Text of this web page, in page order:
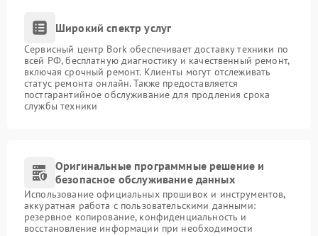
Широкий спектр услуг
Сервисный центр Bork обеспечивает доставку техники по
всей РФ, бесплатную диагностику и качественный ремонт,
включая срочный ремонт. Клиенты могут отслеживать
статус ремонта онлайн. Также предоставляется
постгарантийное обслуживание для продления срока
службы техники
Оригинальные программные решение и
безопасное обслуживание данных
Использование официальных прошивок и инструментов,
аккуратная работа с пользовательскими данными:
резервное копирование, конфиденциальность и
восстановление информации при необходимости